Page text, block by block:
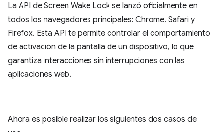
La API de Screen Wake Lock se lanzó oficialmente en
todos los navegadores principales: Chrome, Safari y
Firefox. Esta API te permite controlar el comportamiento
de activación de la pantalla de un dispositivo, lo que
garantiza interacciones sin interrupciones con las
aplicaciones web.
Ahora es posible realizar los siguientes dos casos de